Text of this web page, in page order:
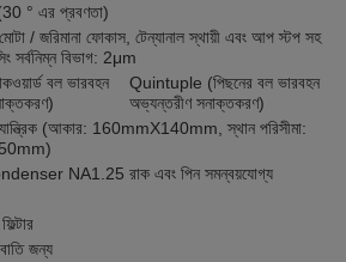
° এর প্রবণতা)
/ জরিমানা ফোকাস, টেন্যানাল স্থায়ী এবং আপ স্টপ সহ
সর্বনিম্ন বিভাগ: 2μm
বল ভারবহন
Quintuple (পিছনের বল ভারবহন
অভ্যন্তরীণ সনাক্তকরণ)
(আকার: 160mmX140mm, স্থান পরিসীমা:
NA1.25 রাক এবং পিন সমন্বয়যোগ্য
জন্য